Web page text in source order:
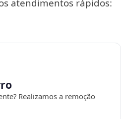
atendimentos rápidos:
Realizamos a remoção